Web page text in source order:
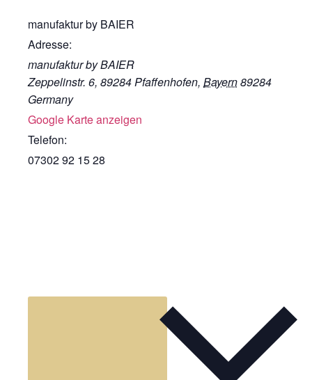
manufaktur by BAIER
Adresse:
manufaktur by BAIER
Zeppelinstr. 6, 89284 Pfaffenhofen, Bayern89284
Germany
Google Karte anzeigen
Telefon:
07302 92 15 28